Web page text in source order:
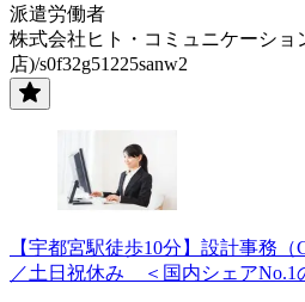
派遣労働者
株式会社ヒト・コミュニケーショ
店)/s0f32g51225sanw2
【宇都宮駅徒歩10分】設計事務
／土日祝休み ＜国内シェアNo.1